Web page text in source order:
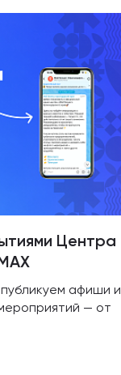
Центра
афиши и
— от